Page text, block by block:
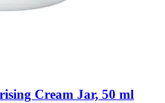
Cream Jar, 50 ml